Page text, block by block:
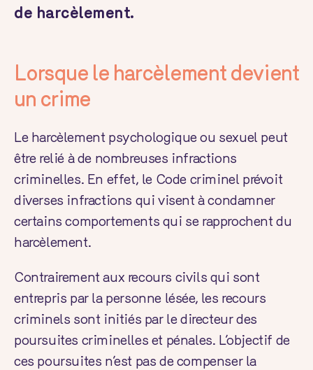
de harcèlement.
Lorsque le harcèlement devient
un crime
Le harcèlement psychologique ou sexuel peut
être relié à de nombreuses infractions
criminelles. En effet, le Code criminel prévoit
diverses infractions qui visent à condamner
certains comportements qui se rapprochent du
harcèlement.
Contrairement aux recours civils qui sont
entrepris par la personne lésée, les recours
criminels sont initiés par le directeur des
poursuites criminelles et pénales. L’objectif de
ces poursuites n’est pas de compenser la